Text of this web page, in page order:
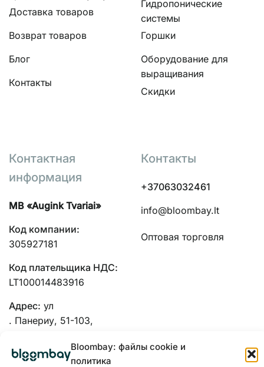
Bloombay: файлы cookie и
политика
Доставка товаров
Возврат товаров
Блог
Контакты
Гидропонические
системы
Горшки
Оборудование для
выращивания
Скидки
Контактная
информация
MB «Augink Tvariai»
Код компании:
305927181
Код плательщика НДС:
LT100014483916
Адрес: ул
. Панериу, 51-103,
Контакты
+37063032461
info@bloombay.lt
Оптовая торговля